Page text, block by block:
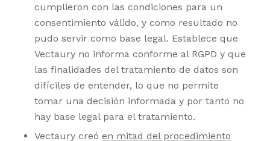
cumplieron con las condiciones para un
consentimiento válido, y como resultado no
pudo servir como base legal. Establece que
Vectaury no informa conforme al RGPD y que
las finalidades del tratamiento de datos son
difíciles de entender, lo que no permite
tomar una decisión informada y por tanto no
hay base legal para el tratamiento.
Vectaury creó en mitad del procedimiento